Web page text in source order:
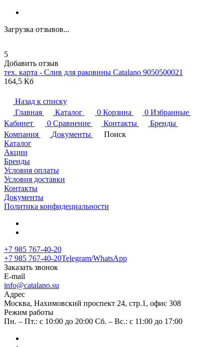
Загрузка отзывов...
5
Добавить отзыв
тех. карта - Слив для раковины Catalano 9050500021
164,5 Кб
Назад к списку
Главная
Каталог 0 Корзина 0 Избранные
Кабинет
0 Сравнение Контакты
Бренды
Компания
Документы
Поиск
Каталог
Акции
Бренды
Условия оплаты
Условия доставки
Контакты
Документы
Политика конфидециальности
+7 985 767-40-20
+7 985 767-40-20Telegram/WhatsApp
Заказать звонок
E-mail
info@catalano.su
Адрес
Москва, Нахимовский проспект 24, стр.1, офис 308
Режим работы
Пн. – Пт.: с 10:00 до 20:00 Сб. – Вс.: с 11:00 до 17:00